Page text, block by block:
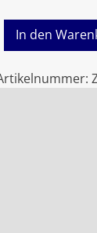
In den